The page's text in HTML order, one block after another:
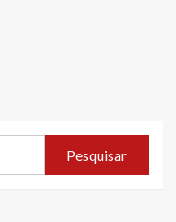
Pesquisar